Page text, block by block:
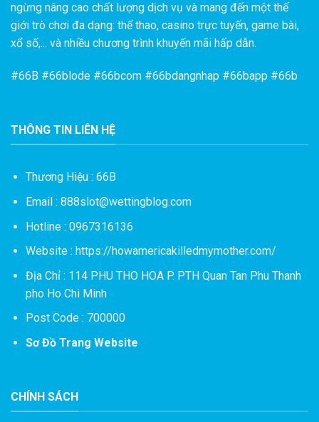
ngừng nâng cao chất lượng dịch vụ và mang đến một thế
giới trò chơi đa dạng: thể thao, casino trực tuyến, game bài,
xổ số,... và nhiều chương trình khuyến mãi hấp dẫn.
#66B #66blode #66bcom #66bdangnhap #66bapp #66b
THÔNG TIN LIÊN HỆ
Thương Hiệu : 66B
Email : 888slot@wettingblog.com
Hotline : 0967316136
Website : https://howamericakilledmymother.com/
Địa Chỉ : 114 PHU THO HOA P. PTH Quan Tan Phu Thanh
pho Ho Chi Minh
Post Code : 700000
Sơ Đồ Trang Website
CHÍNH SÁCH